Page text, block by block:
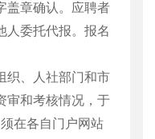
盖章确认。应聘者
人委托代报。报名
织、人社部门和市
审和考核情况，于
在各自门户网站